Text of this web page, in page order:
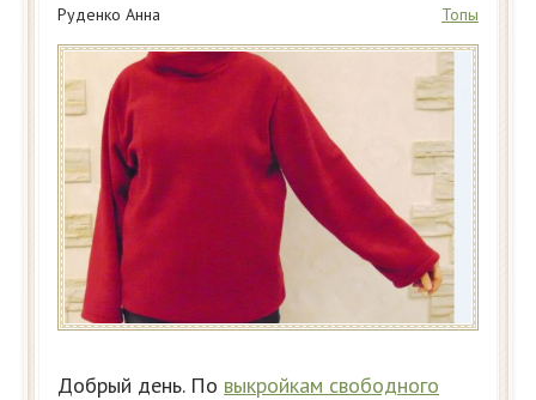
Руденко Анна Топы
Добрый день. По выкройкам свободного